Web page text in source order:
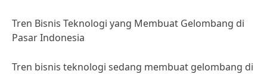
Tren Bisnis Teknologi yang Membuat Gelombang di
Pasar Indonesia
Tren bisnis teknologi sedang membuat gelombang di